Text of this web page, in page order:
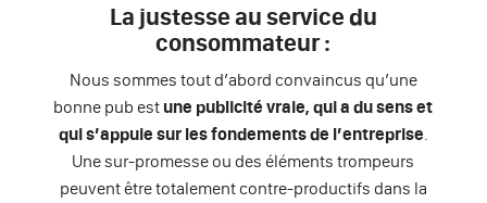
La justesse au service du
consommateur :
Nous sommes tout d’abord convaincus qu’une
bonne pub est une publicité vraie, qui a du sens et
qui s’appuie sur les fondements de l’entreprise.
Une sur-promesse ou des éléments trompeurs
peuvent être totalement contre-productifs dans la